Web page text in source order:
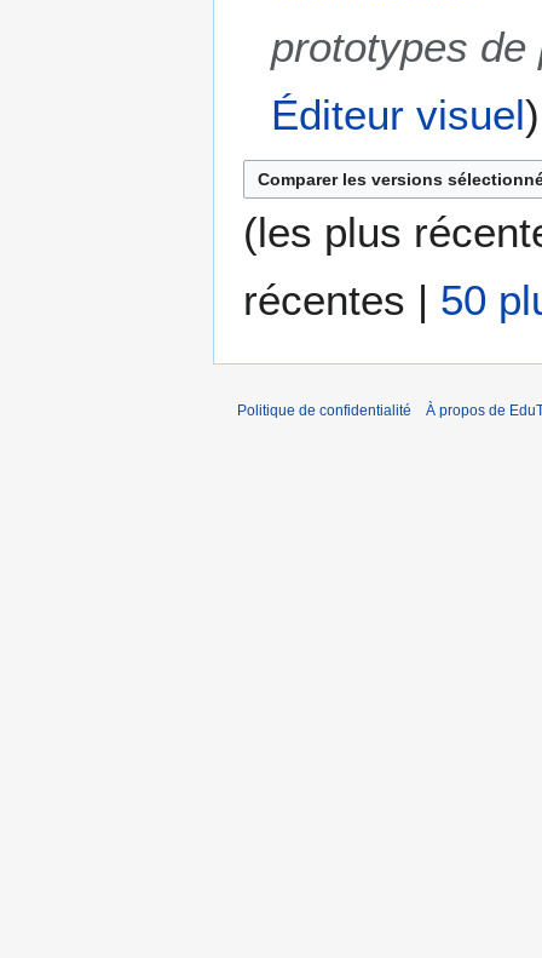
prototypes de
Éditeur visuel
(les plus
récentes | 50
Politique de confidentialité À propos de